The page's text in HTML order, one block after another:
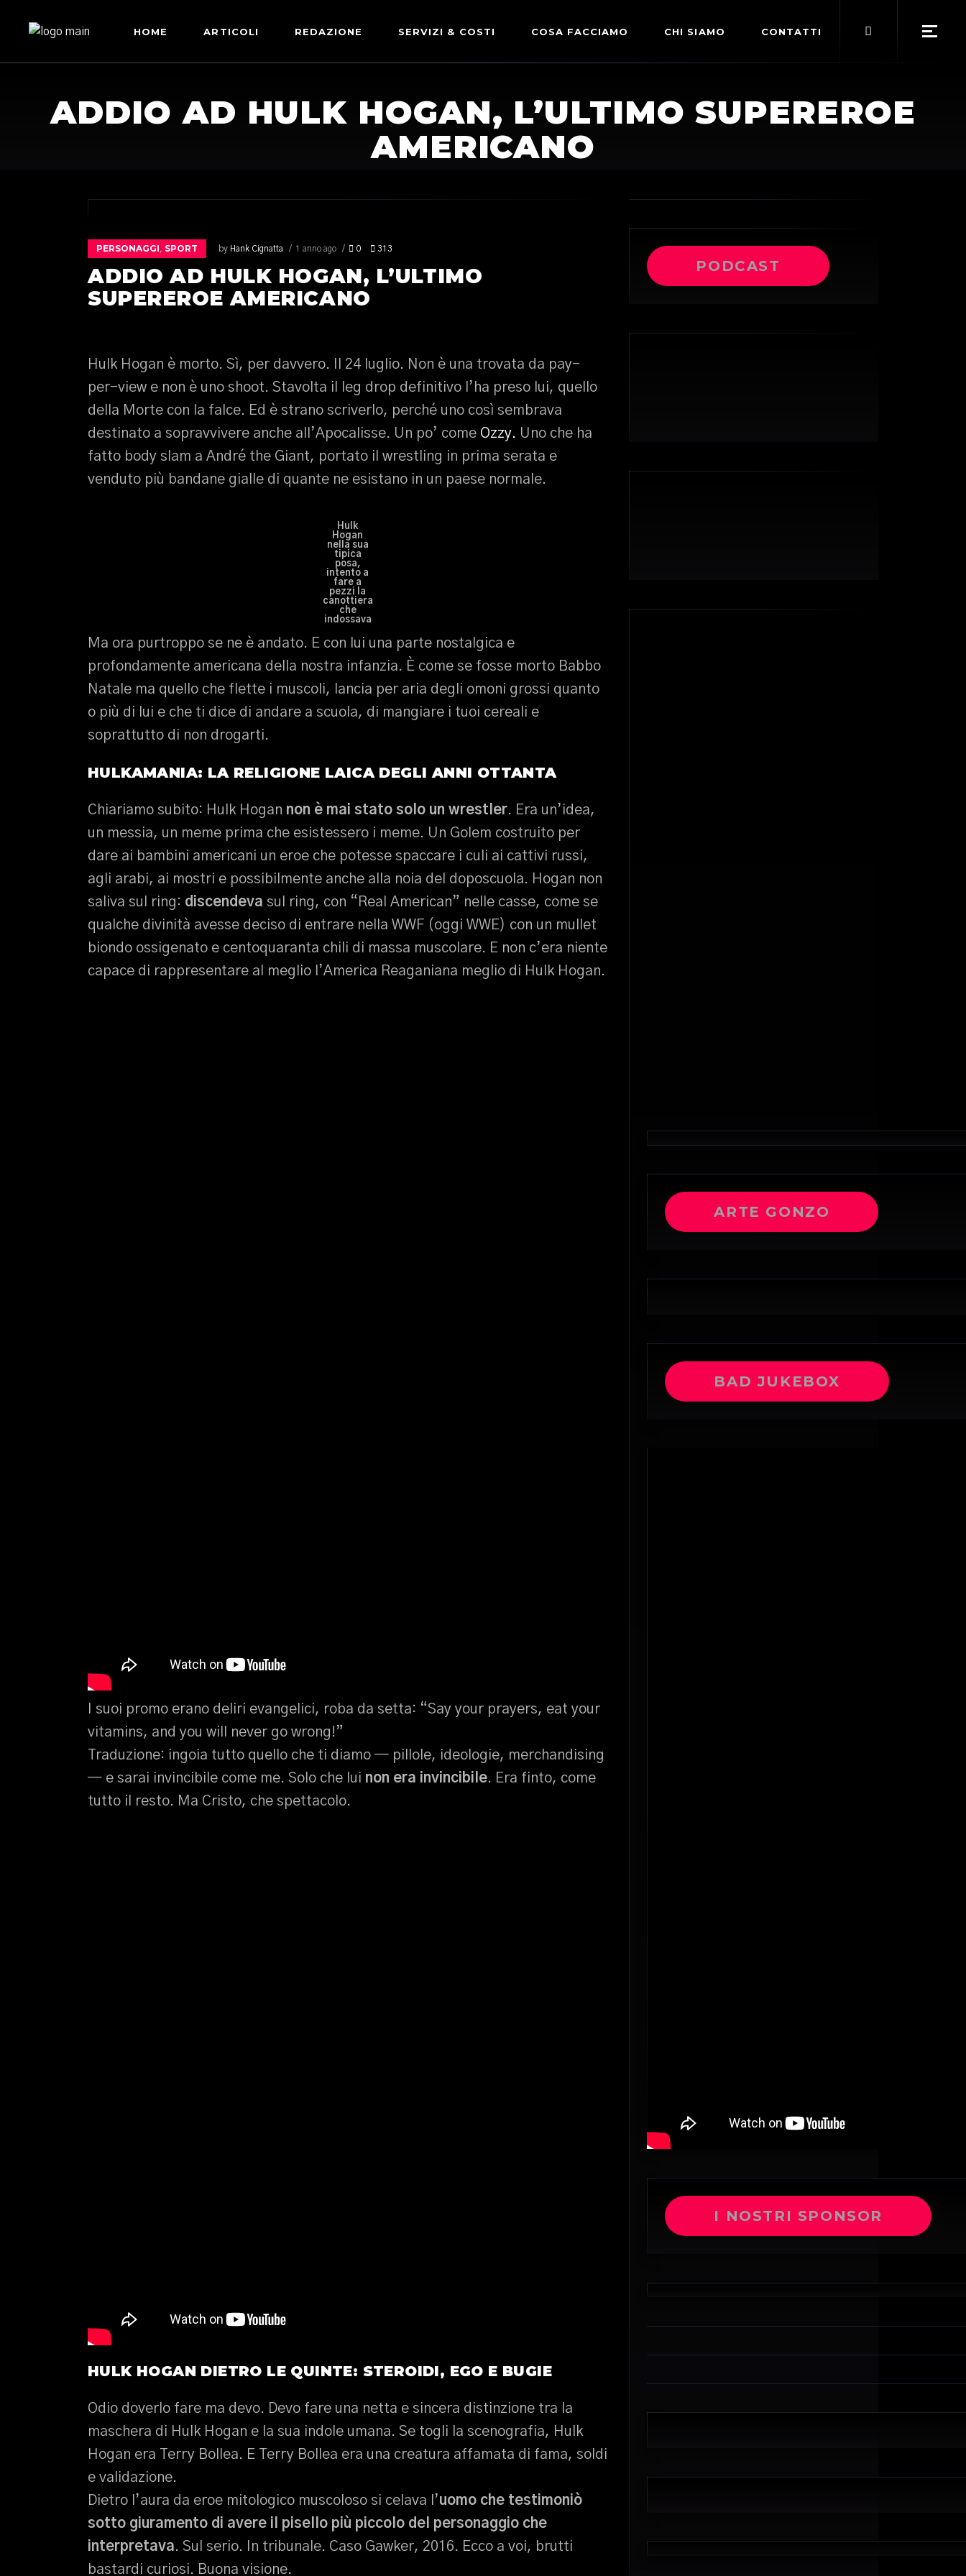
HOME ARTICOLI REDAZIONE SERVIZI & COSTI
LE NOSTRE PARTNERSHIP
COMUNICAZIONE EXPRESS
COSA FACCIAMO CHI SIAMO
TERMINI DI SERVIZIO
CONTATTI
ADDIO AD HULK HOGAN, L’ULTIMO SUPEREROE
AMERICANO
PERSONAGGI, SPORT by Hank Cignatta 1 anno ago 0 313
ADDIO AD HULK HOGAN, L’ULTIMO
SUPEREROE AMERICANO
Hulk Hogan è morto. Sì, per davvero. Il 24 luglio. Non è una trovata da pay-
per-view e non è uno shoot. Stavolta il leg drop definitivo l’ha preso lui, quello
della Morte con la falce. Ed è strano scriverlo, perché uno così sembrava
destinato a sopravvivere anche all’Apocalisse. Un po’ come Ozzy. Uno che ha
fatto body slam a André the Giant, portato il wrestling in prima serata e
venduto più bandane gialle di quante ne esistano in un paese normale.
Hulk
Hogan
nella sua
tipica
posa,
intento a
fare a
pezzi la
canottiera
che
indossava
Ma ora purtroppo se ne è andato. E con lui una parte nostalgica e
profondamente americana della nostra infanzia. È come se fosse morto Babbo
Natale ma quello che flette i muscoli, lancia per aria degli omoni grossi quanto
o più di lui e che ti dice di andare a scuola, di mangiare i tuoi cereali e
soprattutto di non drogarti.
HULKAMANIA: LA RELIGIONE LAICA DEGLI ANNI OTTANTA
Chiariamo subito: Hulk Hogan non è mai stato solo un wrestler. Era un’idea,
un messia, un meme prima che esistessero i meme. Un Golem costruito per
dare ai bambini americani un eroe che potesse spaccare i culi ai cattivi russi,
agli arabi, ai mostri e possibilmente anche alla noia del doposcuola. Hogan non
saliva sul ring: discendeva sul ring, con “Real American” nelle casse, come se
qualche divinità avesse deciso di entrare nella WWF (oggi WWE) con un mullet
biondo ossigenato e centoquaranta chili di massa muscolare. E non c’era niente
capace di rappresentare al meglio l’America Reaganiana meglio di Hulk Hogan.
I suoi promo erano deliri evangelici, roba da setta: “Say your prayers, eat your
vitamins, and you will never go wrong!”
Traduzione: ingoia tutto quello che ti diamo — pillole, ideologie, merchandising
— e sarai invincibile come me. Solo che lui non era invincibile. Era finto, come
tutto il resto. Ma Cristo, che spettacolo.
HULK HOGAN DIETRO LE QUINTE: STEROIDI, EGO E BUGIE
Odio doverlo fare ma devo. Devo fare una netta e sincera distinzione tra la
maschera di Hulk Hogan e la sua indole umana. Se togli la scenografia, Hulk
Hogan era Terry Bollea. E Terry Bollea era una creatura affamata di fama, soldi
e validazione.
Dietro l’aura da eroe mitologico muscoloso si celava l’uomo che testimoniò
sotto giuramento di avere il pisello più piccolo del personaggio che
interpretava. Sul serio. In tribunale. Caso Gawker, 2016. Ecco a voi, brutti
bastardi curiosi. Buona visione.
PODCAST
ARTE GONZO
BAD JUKEBOX
I NOSTRI SPONSOR